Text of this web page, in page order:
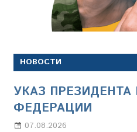
НОВОСТИ
УКАЗ
ФЕДЕРАЦИИ
07.08.2026